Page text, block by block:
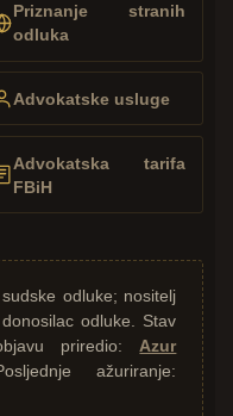
Priznanje stranih
odluka
Advokatske usluge
Advokatska tarifa
FBiH
odluke; nositelj
odluke. Stav
priredio: Azur
ažuriranje: